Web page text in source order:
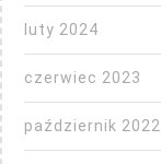
luty 2024
czerwiec 2023
październik 2022